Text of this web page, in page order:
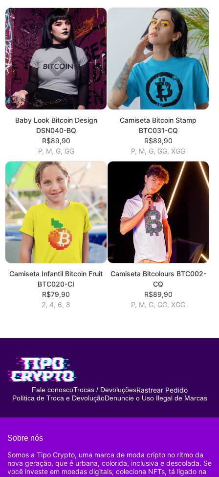
Baby Look Bitcoin Design
DSN040-BQ
R$89,90
P, M, G, GG
Camiseta Bitcoin Stamp
BTC031-CQ
R$89,90
P, M, G, GG, XGG
Camiseta Infantil Bitcoin Fruit
BTC020-CI
R$79,90
2, 4, 6, 8
Camiseta Bitcolours BTC002-
CQ
R$89,90
P, M, G, GG, XGG
Fale conoscoTrocas / DevoluçõesRastrear Pedido
Política de Troca e DevoluçãoDenuncie o Uso Ilegal de Marcas
Sobre nós
Somos a Tipo Crypto, uma marca de moda cripto no ritmo da
nova geração, que é urbana, colorida, inclusiva e descolada. Se
você investe em moedas digitais, coleciona NFTs, tá ligado na